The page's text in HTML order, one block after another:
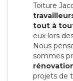
Toiture
tout à
eux lors
Nous
sommes
projets de